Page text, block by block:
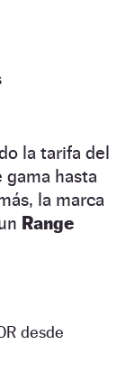
la tarifa del
gama hasta
la marca
Range
desde